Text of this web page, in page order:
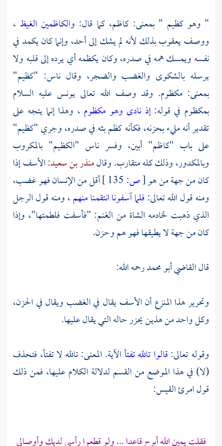
" وهو كظيم " بمعنى: كاظم، كما قال: والكاظمين الغيظ ،
ووصفيعقوببذلك لأنه لم يشك إلى أحد، وإنما كان يكمد في
نفسه ويمسك همه في صدره، وكان يكظمه أي يرده إلى قلبه ولا
يرسله بالشكوى والغضب والضجر، وقال ناس: "كظيم"
بمعنى: مكظوم. وقد وصف الله تعالى يونس عليه السلام
بمكظوم في قوله:إذ نادى وهو مكظوم ، وهذا إنما يتجه على
تقدير أنه مليء بحزنه، فكأنه كظم بثه في صدره، وجري "كظيم"
على باب "كاظم" أبين، وفسر ناس "الكظيم" بالمكروب
وبالمكدور، وذلك كله متقارب. وقالمنذر بن سعيد:الأسف إذا
كان من جهة من هو[ص:
أقل من الإنسان فهو غضب،
ومنه قول الله تعالى:فلما آسفونا انتقمنا منهم، ومنه قول الرجل
الذي ذهبت لخادمه الشاة من الغنم: "فأسفت فلطمتها"، وإذا
كان من جهة لا يطيقها فهو هم وحزن.
قالالقاضي أبو محمدرحمه الله:
وتحرير هذا المنزع أن الأسف يقال في الغضب ويقال في الحزن،
وكل واحد من هذين يحزر حاله التي يقال عليها.
وقوله تعالى:قالوا تالله تفتأالآية. المعنى: تالله لا تفتأ، فتحذف
(لا) في هذا الموضع من القسم لدلالة الكلام عليها، فمن ذلك
قولامرئ القيس:
فقلت يمين الله أبرح قاعدا ... ولو قطعوا رأسي لديك وأوصالي